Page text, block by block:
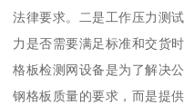
法律要求。二是工作压力测
力是否需要满足标准和交货
格板检测网设备是为了解决
钢格板质量的要求，而是提